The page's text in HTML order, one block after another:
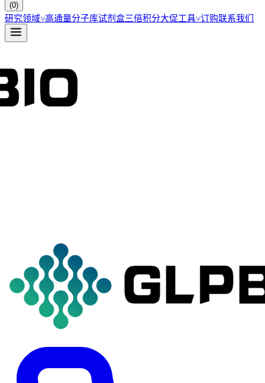
(0)
研究领域˅高通量分子库试剂盒三倍积分大促工具˅订购联系我们